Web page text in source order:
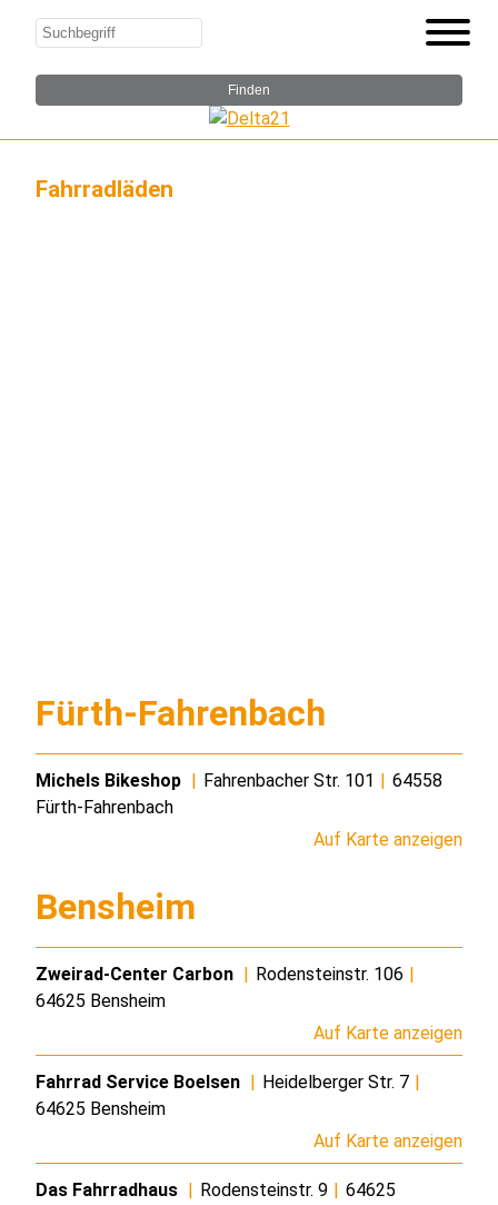
Fahrradläden
Fürth-Fahrenbach
Michels Bikeshop Fahrenbacher Str. 101
64558
Fürth-Fahrenbach
Auf Karte anzeigen
Bensheim
Zweirad-Center Carbon Rodensteinstr. 106
64625 Bensheim
Auf Karte anzeigen
Fahrrad Service Boelsen Heidelberger Str. 7
64625 Bensheim
Auf Karte anzeigen
Das Fahrradhaus Rodensteinstr. 9
64625